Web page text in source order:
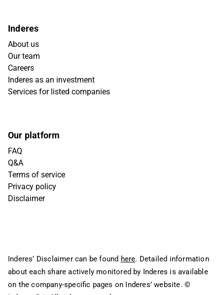
Inderes
About us
Our team
Careers
Inderes as an investment
Services for listed companies
Our platform
FAQ
Q&A
Terms of service
Privacy policy
Disclaimer
Inderes’ Disclaimer can be found here. Detailed information
about each share actively monitored by Inderes is available
on the company-specific pages on Inderes’ website. ©